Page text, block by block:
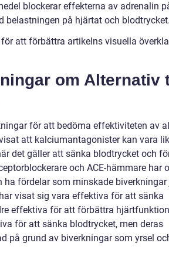
blockerar effekterna av adrenalin
belastningen på hjärtat och
att förbättra artikelns visuella
om Alternativ
för att bedöma effektiviteten av
att kalciumantagonister kan vara
det gäller att sänka blodtrycket och
och ACE-hämmare har
fördelar som minskade
visat sig vara effektiva för att sänka
effektiva för att förbättra
för att sänka blodtrycket, men deras
på grund av biverkningar som yrsel